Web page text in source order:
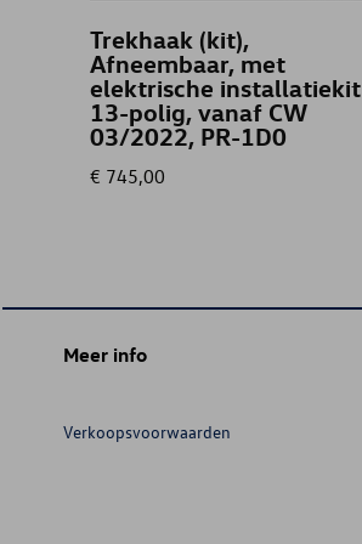
Trekhaak (kit),
Afneembaar, met
elektrische installatiekit
13-polig, vanaf CW
03/2022, PR-1D0
€ 745,00
Meer info
Verkoopsvoorwaarden